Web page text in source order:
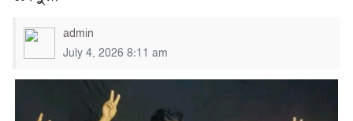
admin
July 4, 2026 8:11 am